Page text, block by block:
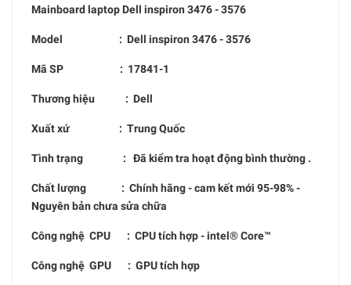
Mainboard laptop Dell inspiron 3476 - 3576
Model : Dell inspiron 3476 - 3576
Mã SP : 17841-1
Thương hiệu : Dell
Xuất xứ : Trung Quốc
Tình trạng : Đã kiểm tra hoạt động bình thường .
Chất lượng : Chính hãng - cam kết mới 95-98% -
Nguyên bản chưa sửa chữa
Công nghệ CPU : CPU tích hợp - intel® Core™
Công nghệ GPU : GPU tích hợp